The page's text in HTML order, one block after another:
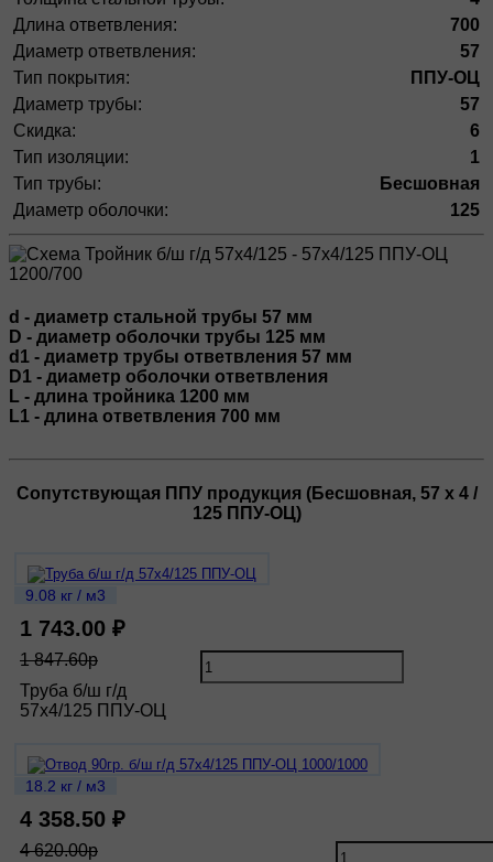
Длина ответвления:
700
Диаметр ответвления:
57
Тип покрытия:
ППУ-ОЦ
Диаметр трубы:
57
Скидка:
6
Тип изоляции:
1
Тип трубы:
Бесшовная
Диаметр оболочки:
125
d - диаметр стальной трубы 57 мм
D - диаметр оболочки трубы 125 мм
d1 - диаметр трубы ответвления 57 мм
D1 - диаметр оболочки ответвления
L - длина тройника 1200 мм
L1 - длина ответвления 700 мм
Сопутствующая ППУ продукция (Бесшовная, 57 х 4 /
125 ППУ-ОЦ)
9.08 кг / м3
1 743.00 ₽
1 847.60р
Труба б/ш г/д
57х4/125 ППУ-ОЦ
18.2 кг / м3
4 358.50 ₽
4 620.00р